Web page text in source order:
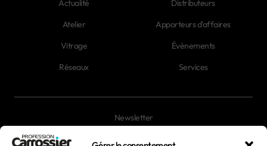
Actualité
Atelier
Vitrage
Réseaux
Distributeurs
Apporteurs d'affaires
Évènements
Services
Newsletter